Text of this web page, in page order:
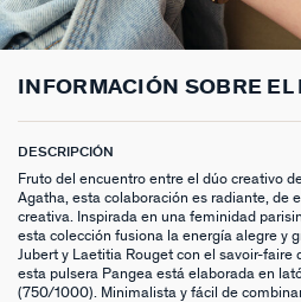
ACCESORIOS HASTA -50%
PLATA DE LEY HASTA -50%
COLLARES DORADO
COLLARES PLATEADOS
PENDIENTES DORADOS
PENDIENTES PLATEADOS
PULSERAS PLATEADAS
COLLARES COMPATIBLES
PENDIENTES COMPATIBLES
NUESTROS LOOKS
PIERCING PIEDRAS NATURALES
PERFORACIONES
NUESTROS LOOKS
SEGUNDA PIEL
BELOVED
1974
INFORMACIÓN SOBRE EL
DESCRIPCIÓN
Fruto del encuentro entre el dúo creativo
Agatha, esta colaboración es radiante, de
creativa. Inspirada en una feminidad
esta colección fusiona la energía alegre y
Jubert y Laetitia Rouget con el savoir-faire
esta pulsera Pangea está elaborada en
(750/1000). Minimalista y fácil de